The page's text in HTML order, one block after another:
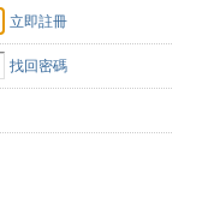
立即註冊
找回密碼